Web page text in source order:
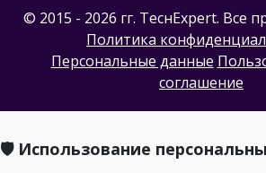
© 2015 - 2026 гг. ТеcнExpert. Все
Политика
Персональные данные
соглашение
🛡️ Использование